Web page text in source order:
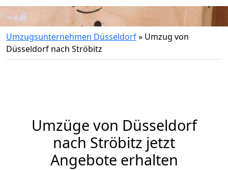
Umzugsunternehmen Düsseldorf» Umzug von
Düsseldorf nach Ströbitz
Umzüge von Düsseldorf
nach Ströbitz jetzt
Angebote erhalten